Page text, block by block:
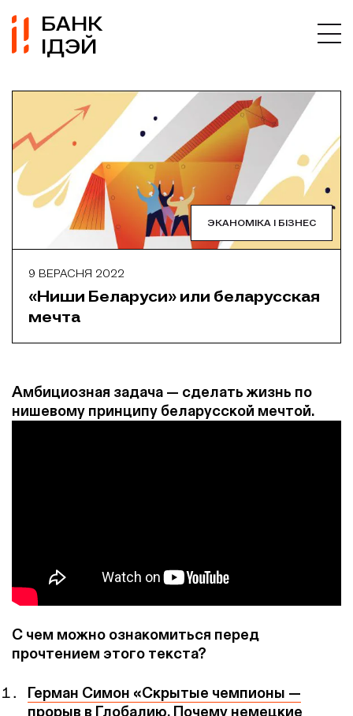
БАНК
ІДЭЙ
ЭКАНОМІКА І БІЗНЕС
9 ВЕРАСНЯ 2022
«Ниши Беларуси» или беларусская
мечта
Амбициозная задача — сделать жизнь по
нишевому принципу беларусской мечтой.
С чем можно ознакомиться перед
прочтением этого текста?
Герман Симон «Скрытые чемпионы —
прорыв в Глобалию. Почему немецкие